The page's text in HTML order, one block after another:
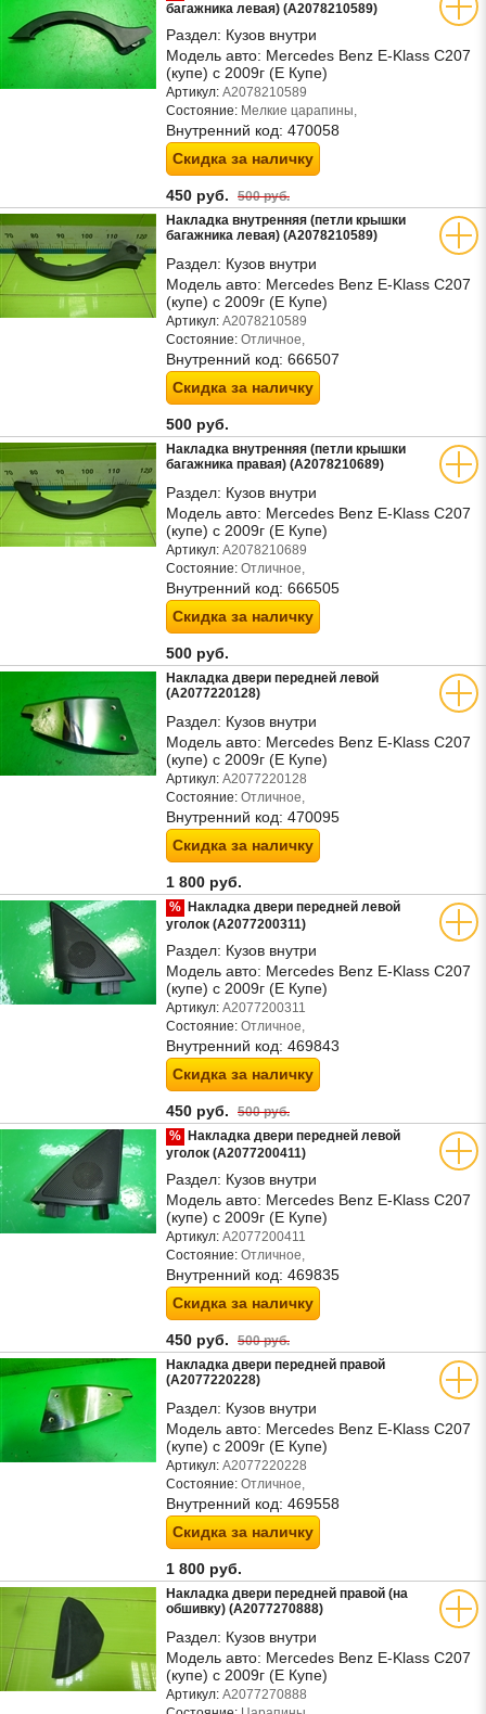
багажника левая) (A2078210589)
Раздел: Кузов внутри
Модель авто: Mercedes Benz E-Klass C207
(купе) с 2009г (Е Купе)
Артикул: A2078210589
Состояние: Мелкие царапины,
Внутренний код: 470058
Скидка за наличку
450 руб. 500 руб.
Накладка внутренняя (петли крышки
багажника левая) (A2078210589)
Раздел: Кузов внутри
Модель авто: Mercedes Benz E-Klass C207
(купе) с 2009г (Е Купе)
Артикул: A2078210589
Состояние: Отличное,
Внутренний код: 666507
Скидка за наличку
500 руб.
Накладка внутренняя (петли крышки
багажника правая) (A2078210689)
Раздел: Кузов внутри
Модель авто: Mercedes Benz E-Klass C207
(купе) с 2009г (Е Купе)
Артикул: A2078210689
Состояние: Отличное,
Внутренний код: 666505
Скидка за наличку
500 руб.
Накладка двери передней левой
(A2077220128)
Раздел: Кузов внутри
Модель авто: Mercedes Benz E-Klass C207
(купе) с 2009г (Е Купе)
Артикул: A2077220128
Состояние: Отличное,
Внутренний код: 470095
Скидка за наличку
1 800 руб.
% Накладка двери передней левой
уголок (A2077200311)
Раздел: Кузов внутри
Модель авто: Mercedes Benz E-Klass C207
(купе) с 2009г (Е Купе)
Артикул: A2077200311
Состояние: Отличное,
Внутренний код: 469843
Скидка за наличку
450 руб. 500 руб.
% Накладка двери передней левой
уголок (A2077200411)
Раздел: Кузов внутри
Модель авто: Mercedes Benz E-Klass C207
(купе) с 2009г (Е Купе)
Артикул: A2077200411
Состояние: Отличное,
Внутренний код: 469835
Скидка за наличку
450 руб. 500 руб.
Накладка двери передней правой
(A2077220228)
Раздел: Кузов внутри
Модель авто: Mercedes Benz E-Klass C207
(купе) с 2009г (Е Купе)
Артикул: A2077220228
Состояние: Отличное,
Внутренний код: 469558
Скидка за наличку
1 800 руб.
Накладка двери передней правой (на
обшивку) (A2077270888)
Раздел: Кузов внутри
Модель авто: Mercedes Benz E-Klass C207
(купе) с 2009г (Е Купе)
Артикул: A2077270888